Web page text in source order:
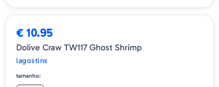
€ 10.95
Dolive Craw TW117 Ghost Shrimp
lagostins
tamanho: